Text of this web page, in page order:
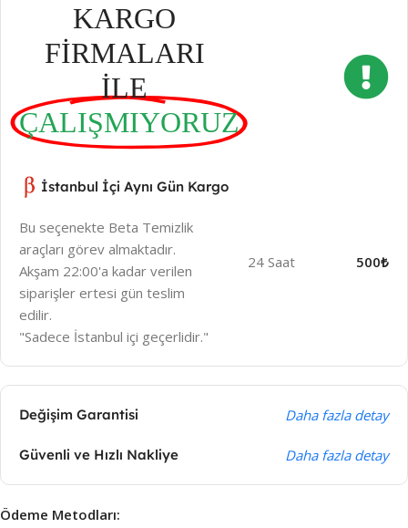
KARGO
FİRMALARI
İLE
ÇALIŞMIYORUZ
İstanbul İçi Aynı Gün Kargo
Bu seçenekte Beta Temizlik
araçları görev almaktadır.
Akşam 22:00'a kadar verilen
siparişler ertesi gün teslim
edilir.
"Sadece İstanbul içi geçerlidir."
24 Saat 500₺
Değişim Garantisi Daha fazla detay
Güvenli ve Hızlı Nakliye Daha fazla detay
Ödeme Metodları: